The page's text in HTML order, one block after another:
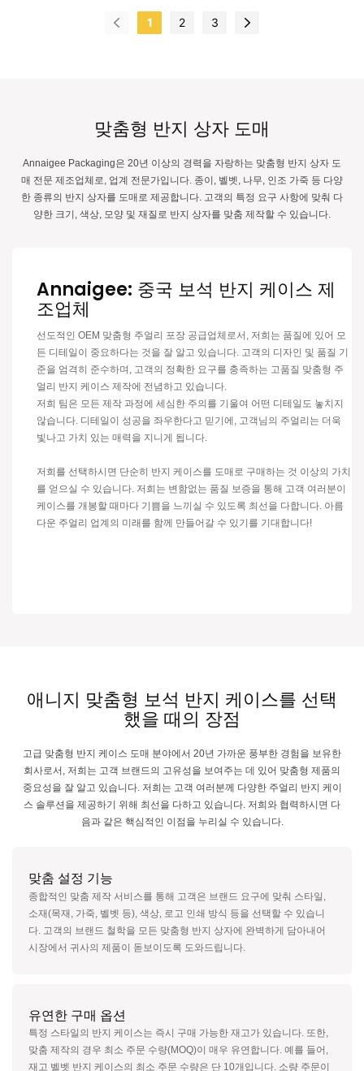
이스는 소중한 약혼 반지를 안전하게 보관하고 선물하기에 완벽합니다. 각 케이
스는 최고의 보호 기능을 제공하고 반지의 아름다움을 더욱 돋보이게 하기 위해
1 2 3
맞춤형 반지 상자 도매
Annaigee Packaging은 20년 이상의 경력을 자랑하는 맞춤형 반지 상자 도
매 전문 제조업체로, 업계 전문가입니다. 종이, 벨벳, 나무, 인조 가죽 등 다양
한 종류의 반지 상자를 도매로 제공합니다. 고객의 특정 요구 사항에 맞춰 다
양한 크기, 색상, 모양 및 재질로 반지 상자를 맞춤 제작할 수 있습니다.
Annaigee: 중국 보석 반지 케이스 제
조업체
선도적인 OEM 맞춤형 주얼리 포장 공급업체로서, 저희는 품질에 있어 모
든 디테일이 중요하다는 것을 잘 알고 있습니다. 고객의 디자인 및 품질 기
준을 엄격히 준수하며, 고객의 정확한 요구를 충족하는 고품질 맞춤형 주
얼리 반지 케이스 제작에 전념하고 있습니다.
저희 팀은 모든 제작 과정에 세심한 주의를 기울여 어떤 디테일도 놓치지
않습니다. 디테일이 성공을 좌우한다고 믿기에, 고객님의 주얼리는 더욱
빛나고 가치 있는 매력을 지니게 됩니다.
저희를 선택하시면 단순히 반지 케이스를 도매로 구매하는 것 이상의 가치
를 얻으실 수 있습니다. 저희는 변함없는 품질 보증을 통해 고객 여러분이
케이스를 개봉할 때마다 기쁨을 느끼실 수 있도록 최선을 다합니다. 아름
다운 주얼리 업계의 미래를 함께 만들어갈 수 있기를 기대합니다!
애니지 맞춤형 보석 반지 케이스를 선택
했을 때의 장점
고급 맞춤형 반지 케이스 도매 분야에서 20년 가까운 풍부한 경험을 보유한
회사로서, 저희는 고객 브랜드의 고유성을 보여주는 데 있어 맞춤형 제품의
중요성을 잘 알고 있습니다. 저희는 고객 여러분께 다양한 주얼리 반지 케이
스 솔루션을 제공하기 위해 최선을 다하고 있습니다. 저희와 협력하시면 다
음과 같은 핵심적인 이점을 누리실 수 있습니다.
맞춤 설정 기능
종합적인 맞춤 제작 서비스를 통해 고객은 브랜드 요구에 맞춰 스타일,
소재(목재, 가죽, 벨벳 등), 색상, 로고 인쇄 방식 등을 선택할 수 있습니
다. 고객의 브랜드 철학을 모든 맞춤형 반지 상자에 완벽하게 담아내어
시장에서 귀사의 제품이 돋보이도록 도와드립니다.
유연한 구매 옵션
특정 스타일의 반지 케이스는 즉시 구매 가능한 재고가 있습니다. 또한,
맞춤 제작의 경우 최소 주문 수량(MOQ)이 매우 유연합니다. 예를 들어,
재고 벨벳 반지 케이스의 최소 주문 수량은 단 10개입니다. 소량 주문이